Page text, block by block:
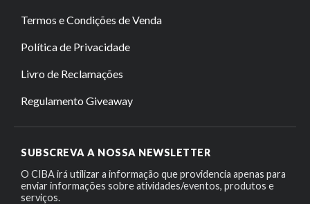
Termos e Condições de Venda
Política de Privacidade
Livro de Reclamações
Regulamento Giveaway
SUBSCREVA A NOSSA NEWSLETTER
O CIBA irá utilizar a informação que providencia apenas para
enviar informações sobre atividades/eventos, produtos e
serviços.